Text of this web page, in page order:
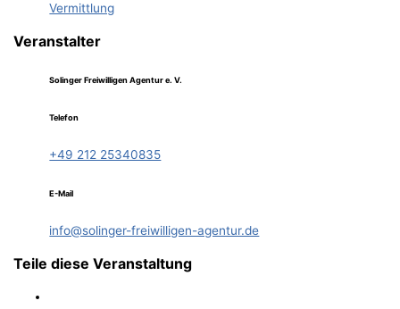
Vermittlung
Veranstalter
Solinger Freiwilligen Agentur e. V.
Telefon
+49 212 25340835
E-Mail
info@solinger-freiwilligen-agentur.de
Teile diese Veranstaltung